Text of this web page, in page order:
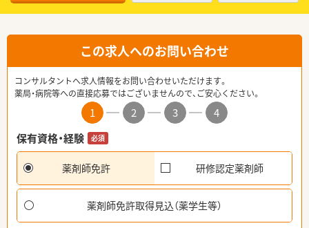
この求人へのお問い合わせ
コンサルタントへ求人情報をお問い合わせいただけます。
薬局・病院等への直接応募ではございませんので、ご安心ください。
1 2 3
4
保有資格・経験
必須
薬剤師免許 研修認定薬剤師
薬剤師免許取得見込（薬学生等）